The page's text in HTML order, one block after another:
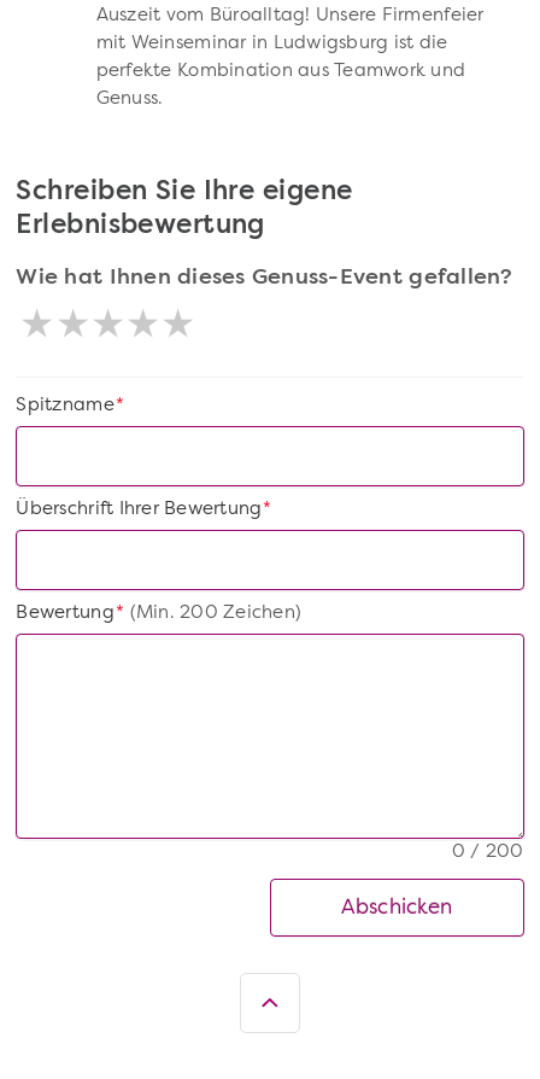
Auszeit vom Büroalltag! Unsere Firmenfeier
mit Weinseminar in Ludwigsburg ist die
perfekte Kombination aus Teamwork und
Genuss.
Schreiben Sie Ihre eigene
Erlebnisbewertung
Wie hat Ihnen dieses Genuss-Event gefallen?
*
Spitzname
*
Überschrift Ihrer Bewertung
*
Bewertung(Min. 200 Zeichen)
0 / 200
Abschicken